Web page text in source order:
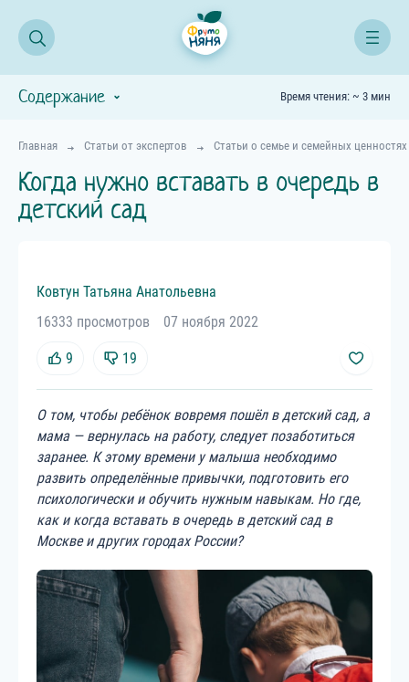
Главная Статьи от экспертов Статьи о семье и семейных ценностях
Когда нужно вставать в очередь в
детский сад
Ковтун Татьяна Анатольевна
16333 просмотров
07 ноября 2022
9 19
О том, чтобы ребёнок вовремя пошёл в детский сад, а
мама — вернулась на работу, следует позаботиться
заранее. К этому времени у малыша необходимо
развить определённые привычки, подготовить его
психологически и обучить нужным навыкам. Но где,
как и когда вставать в очередь в детский сад в
Москве и других городах России?
Содержание Время чтения: ~ 3 мин